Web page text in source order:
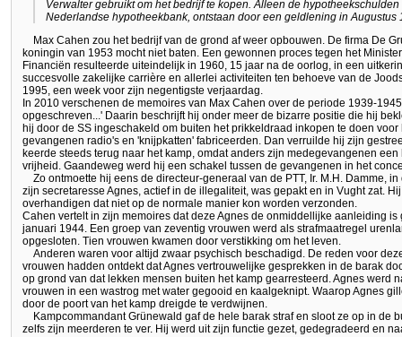
Verwalter gebruikt om het bedrijf te kopen. Alleen de
Nederlandse hypotheekbank, ontstaan door een geldlening in Augustus
Max Cahen zou het bedrijf van de grond af weer opbouwen. De firma De
koningin van 1953 mocht niet baten. Een gewonnen proces tegen het
Financiën resulteerde uiteindelijk in 1960, 15 jaar na de oorlog, in een
succesvolle zakelijke carrière en allerlei activiteiten ten behoeve van de
1995, een week voor zijn negentigste verjaardag.
In 2010 verschenen de memoires van Max Cahen over de periode 1939-
opgeschreven...' Daarin beschrijft hij onder meer de bizarre positie die hij
hij door de SS ingeschakeld om buiten het prikkeldraad inkopen te doen
gevangenen radio's en 'knijpkatten' fabriceerden. Dan verruilde hij zijn
keerde steeds terug naar het kamp, omdat anders zijn medegevangenen
vrijheid. Gaandeweg werd hij een schakel tussen de gevangenen in het
Zo ontmoette hij eens de directeur-generaal van de PTT, Ir. M.H. Damme,
zijn secretaresse Agnes, actief in de illegaliteit, was gepakt en in Vught zat.
overhandigen dat niet op de normale manier kon worden verzonden.
Cahen vertelt in zijn memoires dat deze Agnes de onmiddellijke aanleiding
januari 1944. Een groep van zeventig vrouwen werd als strafmaatregel
opgesloten. Tien vrouwen kwamen door verstikking om het leven.
Anderen waren voor altijd zwaar psychisch beschadigd. De reden voor
vrouwen hadden ontdekt dat Agnes vertrouwelijke gesprekken in de barak
op grond van dat lekken mensen buiten het kamp gearresteerd. Agnes werd
vrouwen in een wastrog met water gegooid en kaalgeknipt. Waarop Agnes
door de poort van het kamp dreigde te verdwijnen.
Kampcommandant Grünewald gaf de hele barak straf en sloot ze op in de
zelfs zijn meerderen te ver. Hij werd uit zijn functie gezet, gedegradeerd en